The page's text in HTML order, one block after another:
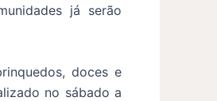
já serão
doces e
no sábado a